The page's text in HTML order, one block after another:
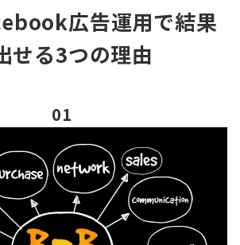
広告運用で結果
せる3つの理由
01